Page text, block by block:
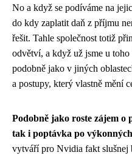
No a když se podíváme na
do kdy zaplatit daň z příjmu
řešit. Tahle společnost totiž
odvětví, a když už jsme u
podobně jako v jiných
a postupy, který vlastně mění
Podobně jako roste zájem
tak i poptávka po
vytváří pro Nvidia fakt slušnej